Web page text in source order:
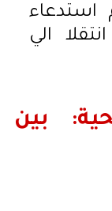
استدعاء
الي
بين